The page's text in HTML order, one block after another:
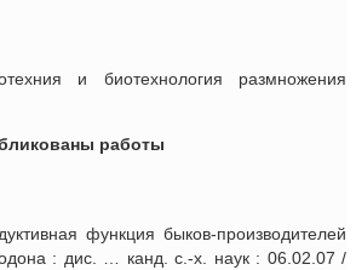
и биотехнология размножения
работы
функция быков-производителей
: дис. … канд. с.-х. наук : 06.02.07 /